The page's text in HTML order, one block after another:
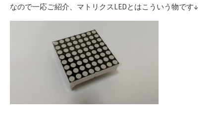
なので一応ご紹介、マトリクスLEDとはこういう物です↓